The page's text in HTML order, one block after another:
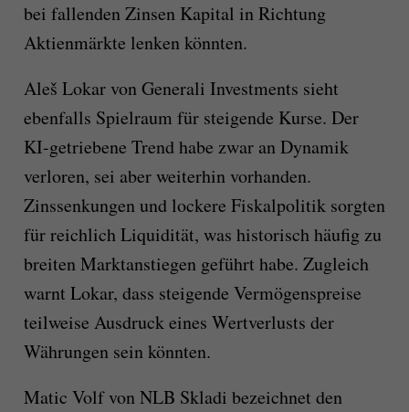
bei fallenden Zinsen Kapital in Richtung
Aktienmärkte lenken könnten.
Aleš Lokar von Generali Investments sieht
ebenfalls Spielraum für steigende Kurse. Der
KI-getriebene Trend habe zwar an Dynamik
verloren, sei aber weiterhin vorhanden.
Zinssenkungen und lockere Fiskalpolitik sorgten
für reichlich Liquidität, was historisch häufig zu
breiten Marktanstiegen geführt habe. Zugleich
warnt Lokar, dass steigende Vermögenspreise
teilweise Ausdruck eines Wertverlusts der
Währungen sein könnten.
Matic Volf von NLB Skladi bezeichnet den